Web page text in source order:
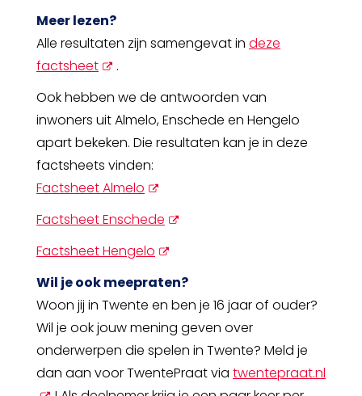
Meer lezen?
Alle resultaten zijn samengevat in deze
factsheetopent
scherm
.
Ook hebben we de antwoorden van
inwoners uit Almelo, Enschede en Hengelo
apart bekeken. Die resultaten kan je in deze
factsheets vinden:
Factsheet Almelo opent
nieuw
Factsheet Enschede opent
Factsheet Hengelo opent
nieuw
scherm
Wil je ook meepraten?
Woon jij in Twente en ben je 16 jaar of ouder?
Wil je ook jouw mening geven over
onderwerpen die spelen in Twente? Meld je
dan aan voor TwentePraat via twentepraat.nl